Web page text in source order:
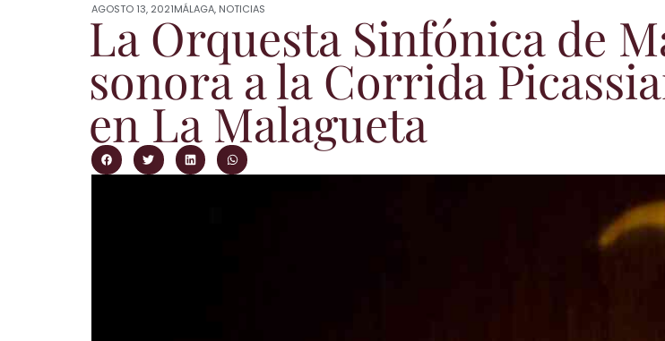
AGOSTO 13, 2021MÁLAGA, NOTICIAS
La Orquesta Sinfónica de
sonora a la Corrida
en La Malagueta